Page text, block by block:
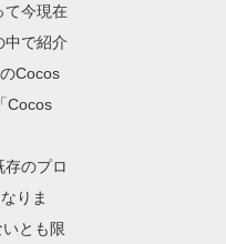
て今現在
中で紹介
Cocos
Cocos
のプロ
りま
とも限